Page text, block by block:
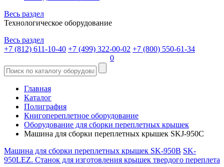
Весь раздел
Технологическое оборудование
Весь раздел
+7 (812) 611-10-40 +7 (499) 322-00-02 +7 (800) 550-61-34
0
Главная
Каталог
Полиграфия
Книгопереплетное оборудование
Оборудование для сборки переплетных крышек
Машина для сборки переплетных крышек SKJ-950C
Машина для сборки переплетных крышек SK-950B SK-
950LEZ. Станок для изготовления крышек твердого переплета